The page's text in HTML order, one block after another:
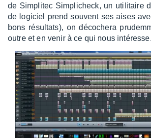
de Simpli­tec Simpli­check, un utili­taire
de logi­ciel prend souvent ses aises
bons résul­tats), on déco­chera
outre et en venir à ce qui nous inté­resse.